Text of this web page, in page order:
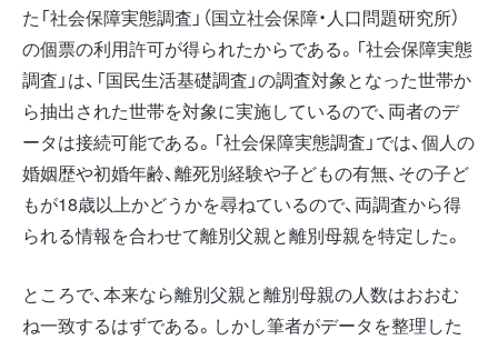
た「社会保障実態調査」（国立社会保障・人口問題研究所）
の個票の利用許可が得られたからである。「社会保障実態
調査」は、「国民生活基礎調査」の調査対象となった世帯か
ら抽出された世帯を対象に実施しているので、両者のデ
ータは接続可能である。「社会保障実態調査」では、個人の
婚姻歴や初婚年齢、離死別経験や子どもの有無、その子ど
もが18歳以上かどうかを尋ねているので、両調査から得
られる情報を合わせて離別父親と離別母親を特定した。
ところで、本来なら離別父親と離別母親の人数はおおむ
ね一致するはずである。しかし筆者がデータを整理した